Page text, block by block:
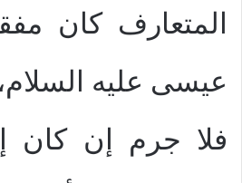
المتعارف كان
عيسى عليه
فلا جرم إن كان